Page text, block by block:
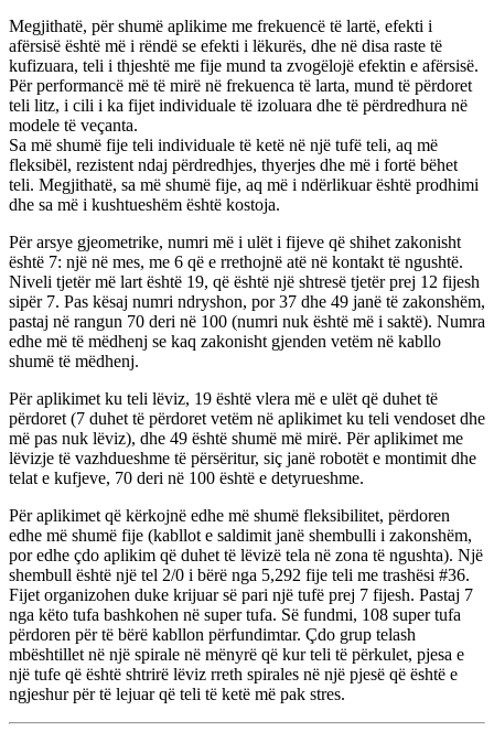
Megjithatë, për shumë aplikime me frekuencë të lartë, efekti i
afërsisë është më i rëndë se efekti i lëkurës, dhe në disa raste të
kufizuara, teli i thjeshtë me fije mund ta zvogëlojë efektin e afërsisë.
Për performancë më të mirë në frekuenca të larta, mund të përdoret
teli litz, i cili i ka fijet individuale të izoluara dhe të përdredhura në
modele të veçanta.
Sa më shumë fije teli individuale të ketë në një tufë teli, aq më
fleksibël, rezistent ndaj përdredhjes, thyerjes dhe më i fortë bëhet
teli. Megjithatë, sa më shumë fije, aq më i ndërlikuar është prodhimi
dhe sa më i kushtueshëm është kostoja.
Për arsye gjeometrike, numri më i ulët i fijeve që shihet zakonisht
është 7: një në mes, me 6 që e rrethojnë atë në kontakt të ngushtë.
Niveli tjetër më lart është 19, që është një shtresë tjetër prej 12 fijesh
sipër 7. Pas kësaj numri ndryshon, por 37 dhe 49 janë të zakonshëm,
pastaj në rangun 70 deri në 100 (numri nuk është më i saktë). Numra
edhe më të mëdhenj se kaq zakonisht gjenden vetëm në kabllo
shumë të mëdhenj.
Për aplikimet ku teli lëviz, 19 është vlera më e ulët që duhet të
përdoret (7 duhet të përdoret vetëm në aplikimet ku teli vendoset dhe
më pas nuk lëviz), dhe 49 është shumë më mirë. Për aplikimet me
lëvizje të vazhdueshme të përsëritur, siç janë robotët e montimit dhe
telat e kufjeve, 70 deri në 100 është e detyrueshme.
Për aplikimet që kërkojnë edhe më shumë fleksibilitet, përdoren
edhe më shumë fije (kabllot e saldimit janë shembulli i zakonshëm,
por edhe çdo aplikim që duhet të lëvizë tela në zona të ngushta). Një
shembull është një tel 2/0 i bërë nga 5,292 fije teli me trashësi #36.
Fijet organizohen duke krijuar së pari një tufë prej 7 fijesh. Pastaj 7
nga këto tufa bashkohen në super tufa. Së fundmi, 108 super tufa
përdoren për të bërë kabllon përfundimtar. Çdo grup telash
mbështillet në një spirale në mënyrë që kur teli të përkulet, pjesa e
një tufe që është shtrirë lëviz rreth spirales në një pjesë që është e
ngjeshur për të lejuar që teli të ketë më pak stres.